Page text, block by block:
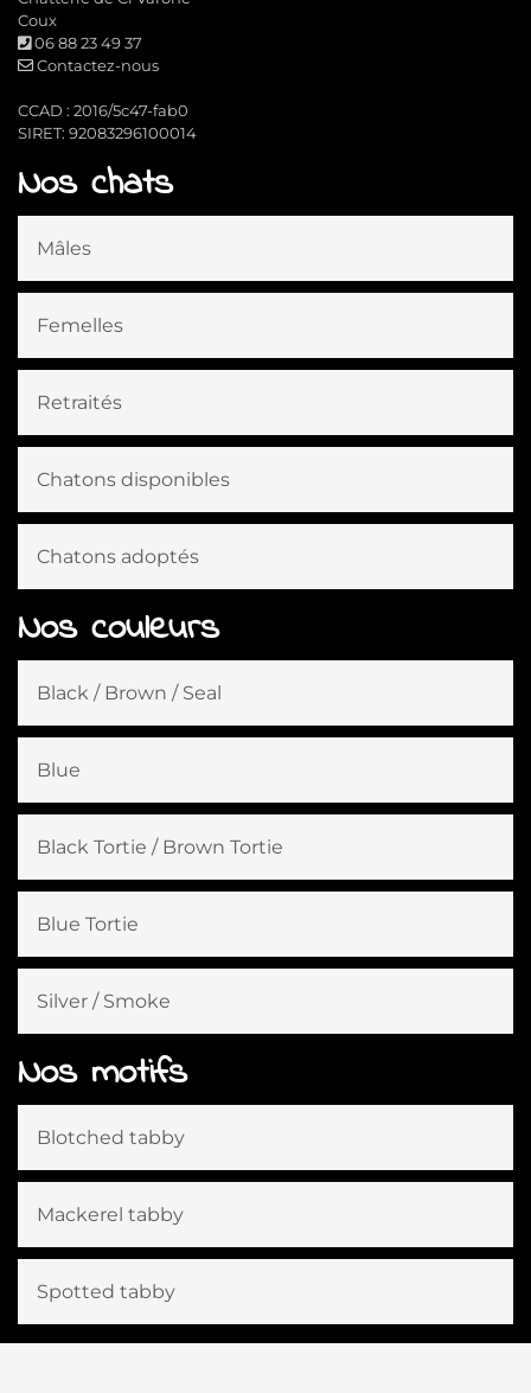
Coux
06 88 23 49 37
Contactez-nous
CCAD : 2016/5c47-fab0
SIRET: 92083296100014
Nos chats
Mâles
Femelles
Retraités
Chatons disponibles
Chatons adoptés
Nos couleurs
Black / Brown / Seal
Blue
Black Tortie / Brown Tortie
Blue Tortie
Silver / Smoke
Nos motifs
Blotched tabby
Mackerel tabby
Spotted tabby